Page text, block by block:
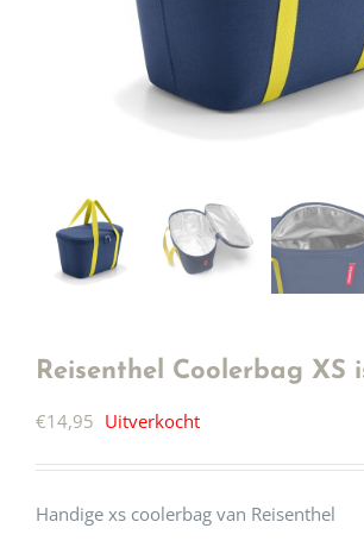
Reisenthel Coolerbag XS
€14,95 Uitverkocht
Handige xs coolerbag van Reisenthel